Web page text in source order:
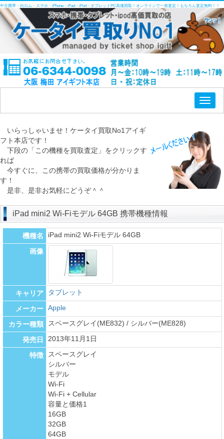
中古携帯・白ロム・スマホ・iPhone・iPad・iPod・タブレットPC高価買取！オンラインで一発査定！もちろん査定無料！！
いらっしゃいませ！ケータイ買取No1アイギ
フト本店です！
下段の「この機種を買取査定」をクリックす
れば
今すぐに、この携帯の買取価格が分かりま
す！
是非、是非お気軽にどうぞ＾＾
iPad mini2 Wi-Fiモデル 64GB 携帯機種情報
機種名 iPad mini2 Wi-Fiモデル 64GB
画像
キャリア タブレット
メーカー Apple
カラー種類 スペースグレイ(ME832) / シルバー(ME828)
発売日 2013年11月1日
特徴
スペースグレイ
シルバー
モデル
Wi-Fi
Wi-Fi + Cellular
容量と価格1
16GB
32GB
64GB